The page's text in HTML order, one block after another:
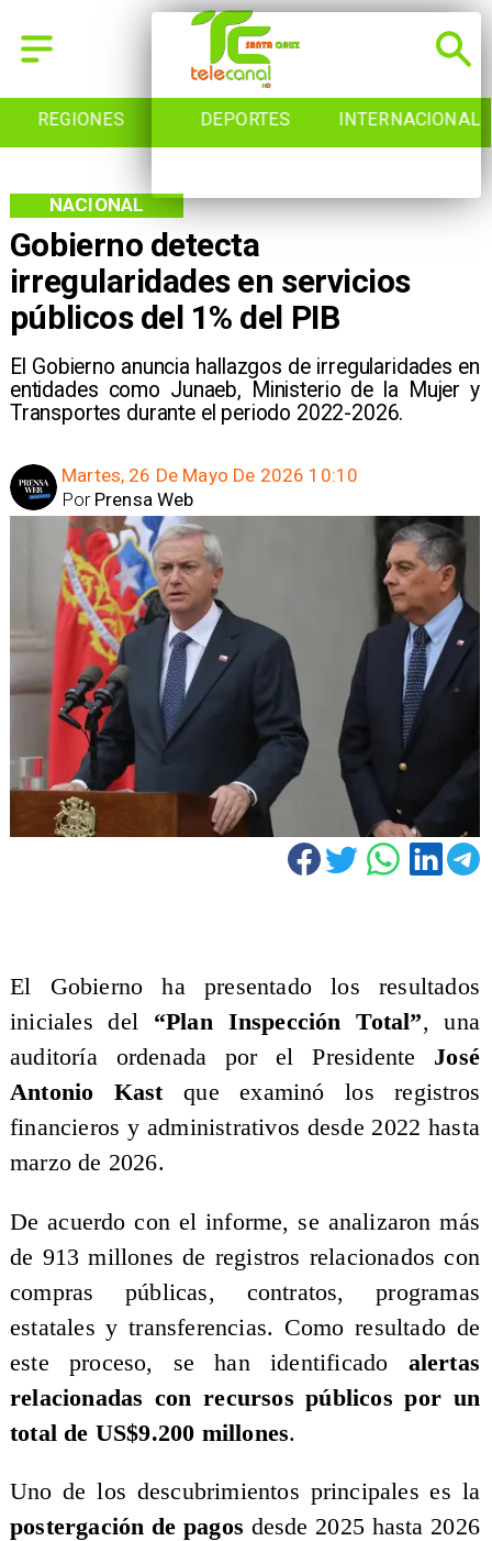
REGIONES DEPORTES INTERNACIONAL
Gobierno detecta
irregularidades en servicios
públicos del 1% del PIB
El Gobierno anuncia hallazgos de irregularidades en
entidades como Junaeb, Ministerio de la Mujer y
Transportes durante el periodo 2022-2026.
NACIONAL
Martes, 26 De Mayo De 2026 10:10
Prensa Web
Por
El Gobierno ha presentado los resultados
iniciales del “Plan Inspección Total”, una
auditoría ordenada por el Presidente José
Antonio Kastque examinó los registros
financieros y administrativos desde 2022 hasta
marzo de 2026.
De acuerdo con el informe, se analizaron más
de 913 millones de registros relacionados con
compras públicas, contratos, programas
estatales y transferencias. Como resultado de
este proceso, se han identificado alertas
relacionadas con recursos públicos por un
total de US$9.200 millones.
Uno de los descubrimientos principales es la
postergación de pagos desde 2025 hasta 2026